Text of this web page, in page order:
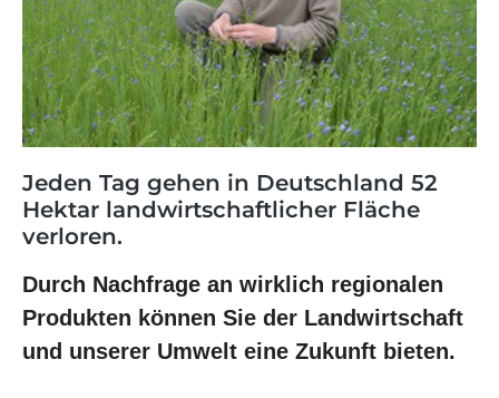
Jeden Tag gehen in Deutschland 52
Hektar landwirtschaftlicher Fläche
verloren.
Durch Nachfrage an wirklich regionalen
Produkten können Sie der Landwirtschaft
und unserer Umwelt eine Zukunft bieten.